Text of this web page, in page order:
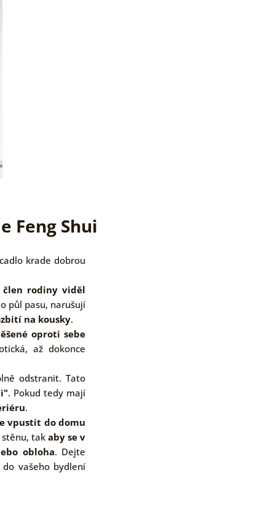
Feng Shui
krade dobrou
člen rodiny viděl
půl pasu, narušují
na kousky.
oproti sebe
až dokonce
odstranit. Tato
. Pokud tedy mají
.
vpustit do domu
tak aby se v
obloha. Dejte
vašeho bydlení